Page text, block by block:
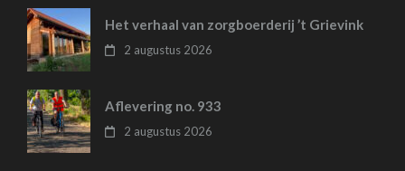
Het verhaal van zorgboerderij ’t Grievink
2 augustus 2026
Aflevering no. 933
2 augustus 2026